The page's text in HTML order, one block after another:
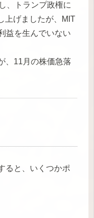
、トランプ政権に
上げましたが、MIT
益を生んでいない
、11月の株価急落
ると、いくつかポ